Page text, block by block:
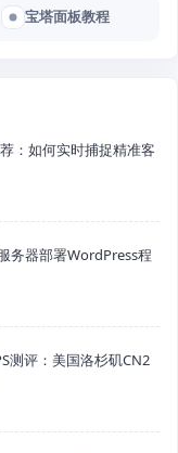
宝塔面板教程
：如何实时捕捉精准客
务器部署WordPress程
测评：美国洛杉矶CN2